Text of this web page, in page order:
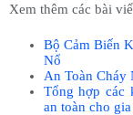
Xem thêm các bài
Bộ Cảm Biến
Nổ
An Toàn Cháy
Tổng hợp các
an toàn cho